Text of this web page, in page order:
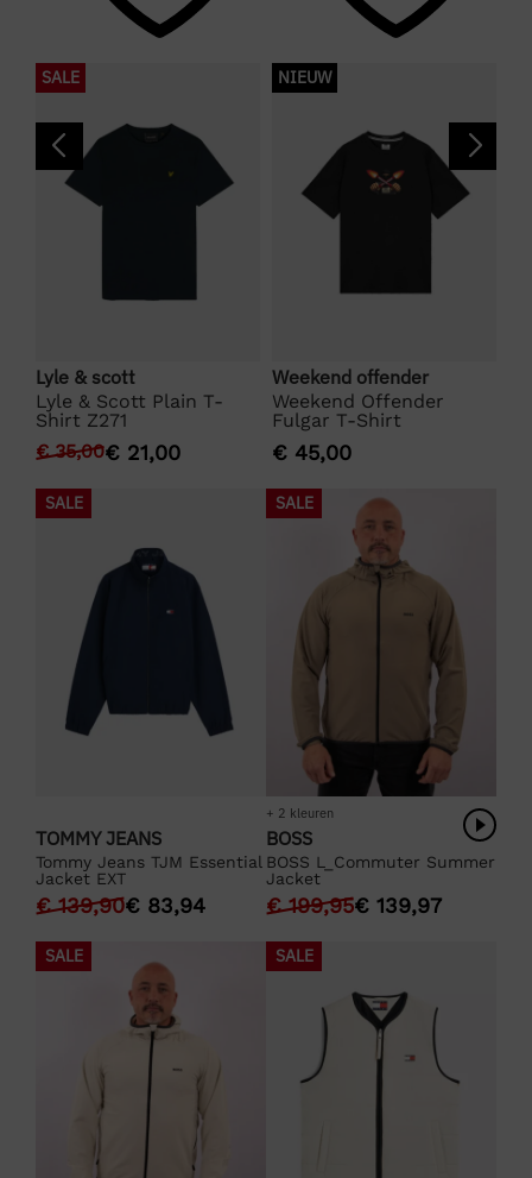
SALE
Lyle & scott
Lyle & Scott Plain T-
Shirt Z271
€35,00€ 21,00
NIEUW
Weekend offender
Weekend Offender
Fulgar T-Shirt
€ 45,00
SALE
TOMMY JEANS
Tommy Jeans TJM Essential
Jacket EXT
€139,90€ 83,94
SALE
+ 2 kleuren
BOSS
BOSS L_Commuter Summer
Jacket
€199,95€ 139,97
SALE SALE